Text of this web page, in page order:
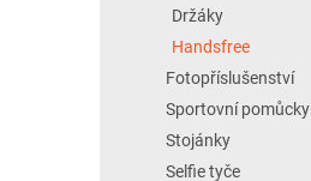
Držáky
Handsfree
Fotopříslušenství
Sportovní pomůcky
Stojánky
Selfie tyče